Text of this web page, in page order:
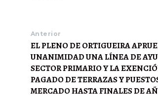
Anterior
EL PLENO DE ORTIGUEIRA
UNANIMIDAD UNA LÍNEA DE
SECTOR PRIMARIO Y LA
PAGADO DE TERRAZAS Y
MERCADO HASTA FINALES DE